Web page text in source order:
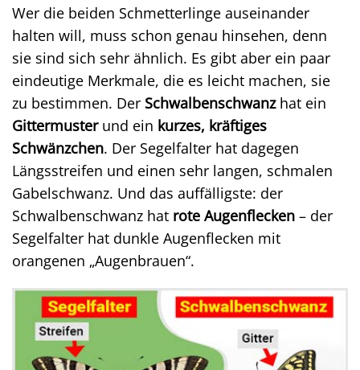
Wer die beiden Schmetterlinge auseinander
halten will, muss schon genau hinsehen, denn
sie sind sich sehr ähnlich. Es gibt aber ein paar
eindeutige Merkmale, die es leicht machen, sie
zu bestimmen. Der Schwalbenschwanzhat ein
Gittermusterund ein kurzes, kräftiges
Schwänzchen. Der Segelfalter hat dagegen
Längsstreifen und einen sehr langen, schmalen
Gabelschwanz. Und das auffälligste: der
Schwalbenschwanz hat rote Augenflecken – der
Segelfalter hat dunkle Augenflecken mit
orangenen „Augenbrauen“.